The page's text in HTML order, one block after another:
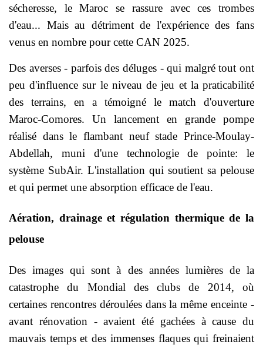
sécheresse, le Maroc se rassure avec ces trombes
d'eau... Mais au détriment de l'expériencedes fans
venus en nombre pour cette CAN 2025.
Des averses - parfois des déluges - qui malgré tout ont
peu d'influence sur le niveau de jeu et la praticabilité
des terrains, en a témoigné le match d'ouverture
Maroc-Comores. Un lancement en grande pompe
réalisé dans le flambant neuf stade Prince-Moulay-
Abdellah, muni d'une technologie de pointe: le
système SubAir. L'installation qui soutient sa pelouse
et qui permet une absorption efficace de l'eau.
Aération, drainage et régulation thermique de la
pelouse
Des images qui sont à des années lumières de la
catastrophe du Mondial des clubs de 2014, où
certaines rencontres déroulées dans la même enceinte -
avant rénovation - avaient été gachées à cause du
mauvais temps et des immenses flaques qui freinaient